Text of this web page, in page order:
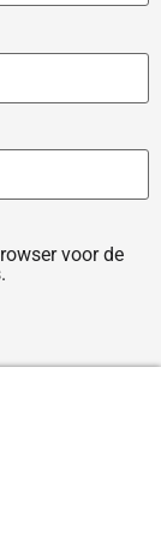
voor de